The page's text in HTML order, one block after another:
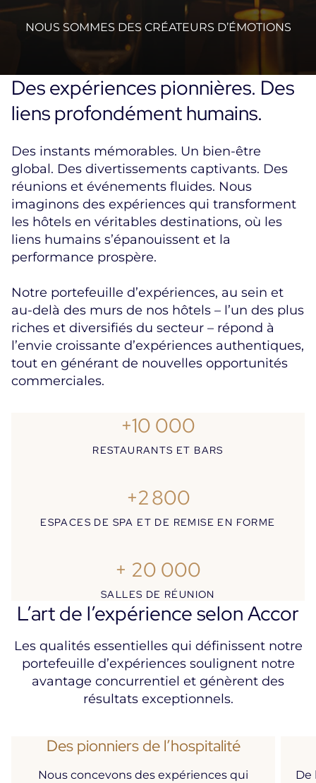
NOUS SOMMES DES CRÉATEURS D’ÉMOTIONS
Des expériences pionnières. Des
liens profondément humains.
Des instants mémorables. Un bien-être
global. Des divertissements captivants. Des
réunions et événements fluides. Nous
imaginons des expériences qui transforment
les hôtels en véritables destinations, où les
liens humains s’épanouissent et la
performance prospère.
Notre portefeuille d’expériences, au sein et
au-delà des murs de nos hôtels – l’un des plus
riches et diversifiés du secteur – répond à
l’envie croissante d’expériences authentiques,
tout en générant de nouvelles opportunités
commerciales.
+10 000
RESTAURANTS ET BARS
+2 800
ESPACES DE SPA ET DE REMISE EN FORME
+ 20 000
SALLES DE RÉUNION
L’art de l’expérience selon Accor
Les qualités essentielles qui définissent notre
portefeuille d’expériences soulignent notre
avantage concurrentiel et génèrent des
résultats exceptionnels.
Des pionniers de l’hospitalité
Nous concevons des expériences qui
De